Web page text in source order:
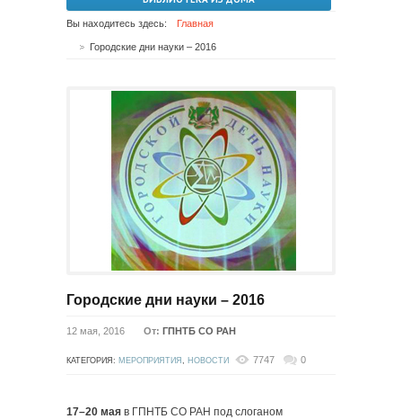
Вы находитесь здесь: Главная
Городские дни науки – 2016
Городские дни науки – 2016
12 мая, 2016 От: ГПНТБ СО РАН
КАТЕГОРИЯ: МЕРОПРИЯТИЯ , НОВОСТИ 7747 0
17–20 мая в ГПНТБ СО РАН под слоганом